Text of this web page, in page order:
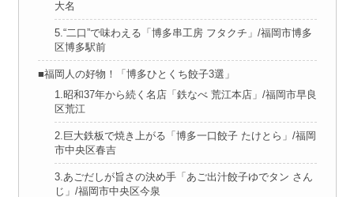
大名
5.“二口”で味わえる「博多串工房 フタクチ」/福岡市博多
区博多駅前
■福岡人の好物！「博多ひとくち餃子3選」
1.昭和37年から続く名店「鉄なべ 荒江本店」/福岡市早良
区荒江
2.巨大鉄板で焼き上がる「博多一口餃子 たけとら」/福岡
市中央区春吉
3.あごだしが旨さの決め手「あご出汁餃子ゆでタン さん
じ」/福岡市中央区今泉